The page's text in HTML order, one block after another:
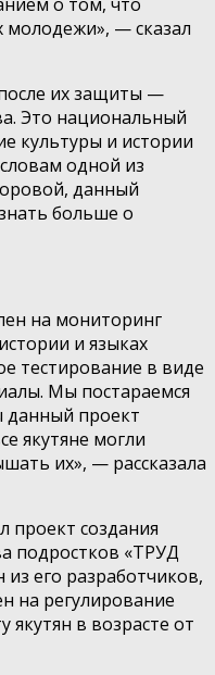
молодежи», — сказал
их защиты —
Это национальный
культуры и истории
одной из
данный
больше о
на мониторинг
и языках
тестирование в виде
Мы постараемся
данный проект
якутяне могли
их», — рассказала
создания
подростков «ТРУД
его разработчиков,
на регулирование
якутян в возрасте от